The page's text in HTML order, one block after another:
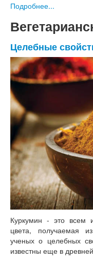
Подробнее...
Целебные
Куркумин - это всем
цвета, получаемая
ученых о целебных
известны еще в